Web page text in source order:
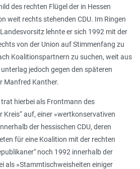
des rechten Flügel der in Hessen
weit rechts stehenden CDU. Im Ringen
lehnte er sich 1992 mit der
von der Union auf Stimmenfang zu
Koalitionspartnern zu suchen, weit aus
jedoch gegen den späteren
Manfred Kanther.
hierbei als Frontmann des
Kreis“ auf, einer »wertkonservativen
der hessischen CDU, deren
für eine Koalition mit der rechten
noch 1992 innerhalb der
als »Stammtischweisheiten einiger